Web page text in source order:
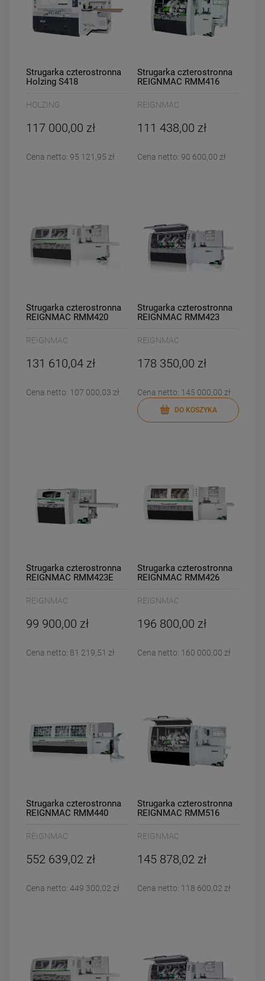
Strugarka czterostronna
Holzing S418
HOLZING
117 000,00 zł
Cena netto: 95 121,95 zł
Strugarka czterostronna
REIGNMAC RMM416
REIGNMAC
111 438,00 zł
Cena netto: 90 600,00 zł
Strugarka czterostronna
REIGNMAC RMM420
REIGNMAC
131 610,04 zł
Cena netto: 107 000,03 zł
Strugarka czterostronna
REIGNMAC RMM423
REIGNMAC
178 350,00 zł
Cena netto: 145 000,00 zł
DO KOSZYKA
Strugarka czterostronna
REIGNMAC RMM423E
REIGNMAC
99 900,00 zł
Cena netto: 81 219,51 zł
Strugarka czterostronna
REIGNMAC RMM426
REIGNMAC
196 800,00 zł
Cena netto: 160 000,00 zł
Strugarka czterostronna
REIGNMAC RMM440
REIGNMAC
552 639,02 zł
Cena netto: 449 300,02 zł
Strugarka czterostronna
REIGNMAC RMM516
REIGNMAC
145 878,02 zł
Cena netto: 118 600,02 zł